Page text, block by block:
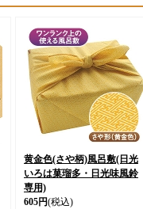
黄金色(さや柄)風呂敷(日光
いろは菓瑠多・日光味風鈴
専用)
605円(税込)